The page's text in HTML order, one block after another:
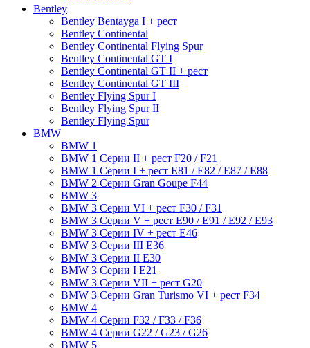
Bentley
Bentley Bentayga I + рест
Bentley Continental
Bentley Continental Flying Spur
Bentley Continental GT I
Bentley Continental GT II + рест
Bentley Continental GT III
Bentley Flying Spur I
Bentley Flying Spur II
Bentley Flying Spur
BMW
BMW 1
BMW 1 Серии II + рест F20 / F21
BMW 1 Серии I + рест E81 / E82 / E87 / E88
BMW 2 Серии Gran Goupe F44
BMW 3
BMW 3 Серии VI + рест F30 / F31
BMW 3 Серии V + рест E90 / E91 / E92 / E93
BMW 3 Серии IV + рест E46
BMW 3 Серии III E36
BMW 3 Серии II E30
BMW 3 Серии I E21
BMW 3 Серии VII + рест G20
BMW 3 Серии Gran Turismo VI + рест F34
BMW 4
BMW 4 Серии F32 / F33 / F36
BMW 4 Серии G22 / G23 / G26
BMW 5